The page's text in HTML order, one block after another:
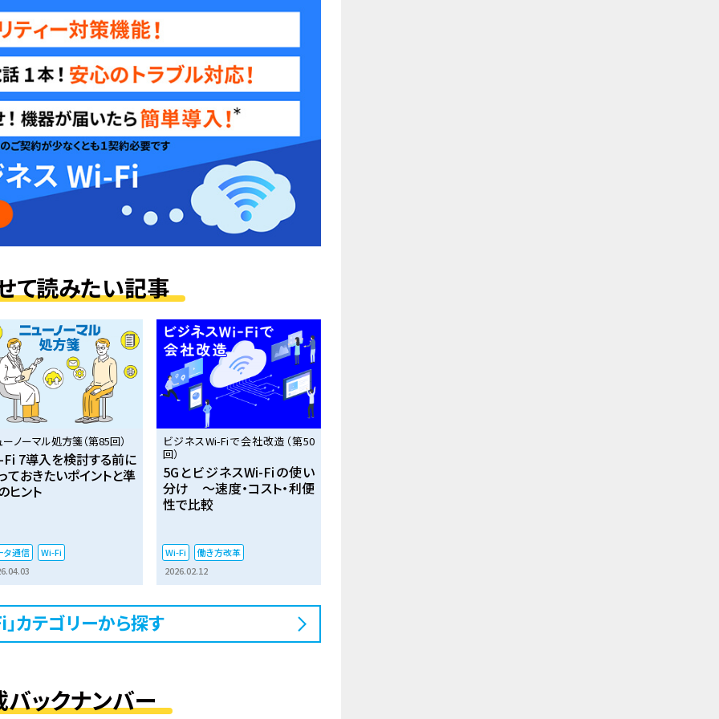
て読みたい記事
ーノーマル処方箋（第85回）
7導入を検討する前に
ておきたいポイントと準
ヒント
タ通信
Wi-Fi
ビジネスWi-Fiで会社改造（第50
回）
5GとビジネスWi-Fiの使い
分け ～速度・コスト・利便
性で比較
Wi-Fi
働き方改革
2026.02.12
」カテゴリーから探す
バックナンバー